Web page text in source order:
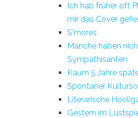
Ich hab früher oft
mir das Cover
S'mores
Manche haben
Sympathisanten
Kaum 5 Jahre
Spontaner
Literarische
Gestern im